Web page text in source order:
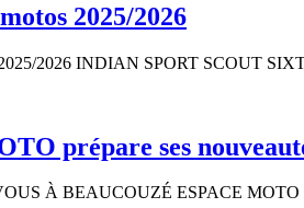
2025/2026
2026 INDIAN SPORT SCOUT
prépare ses
À BEAUCOUZÉ ESPACE MOTO